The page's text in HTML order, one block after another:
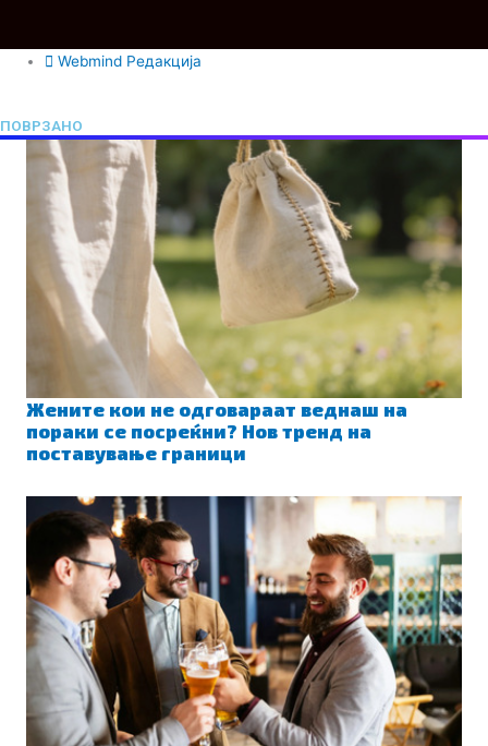
Webmind Редакција
ПОВРЗАНО
Жените кои не одговараат веднаш на
пораки се посреќни? Нов тренд на
поставување граници